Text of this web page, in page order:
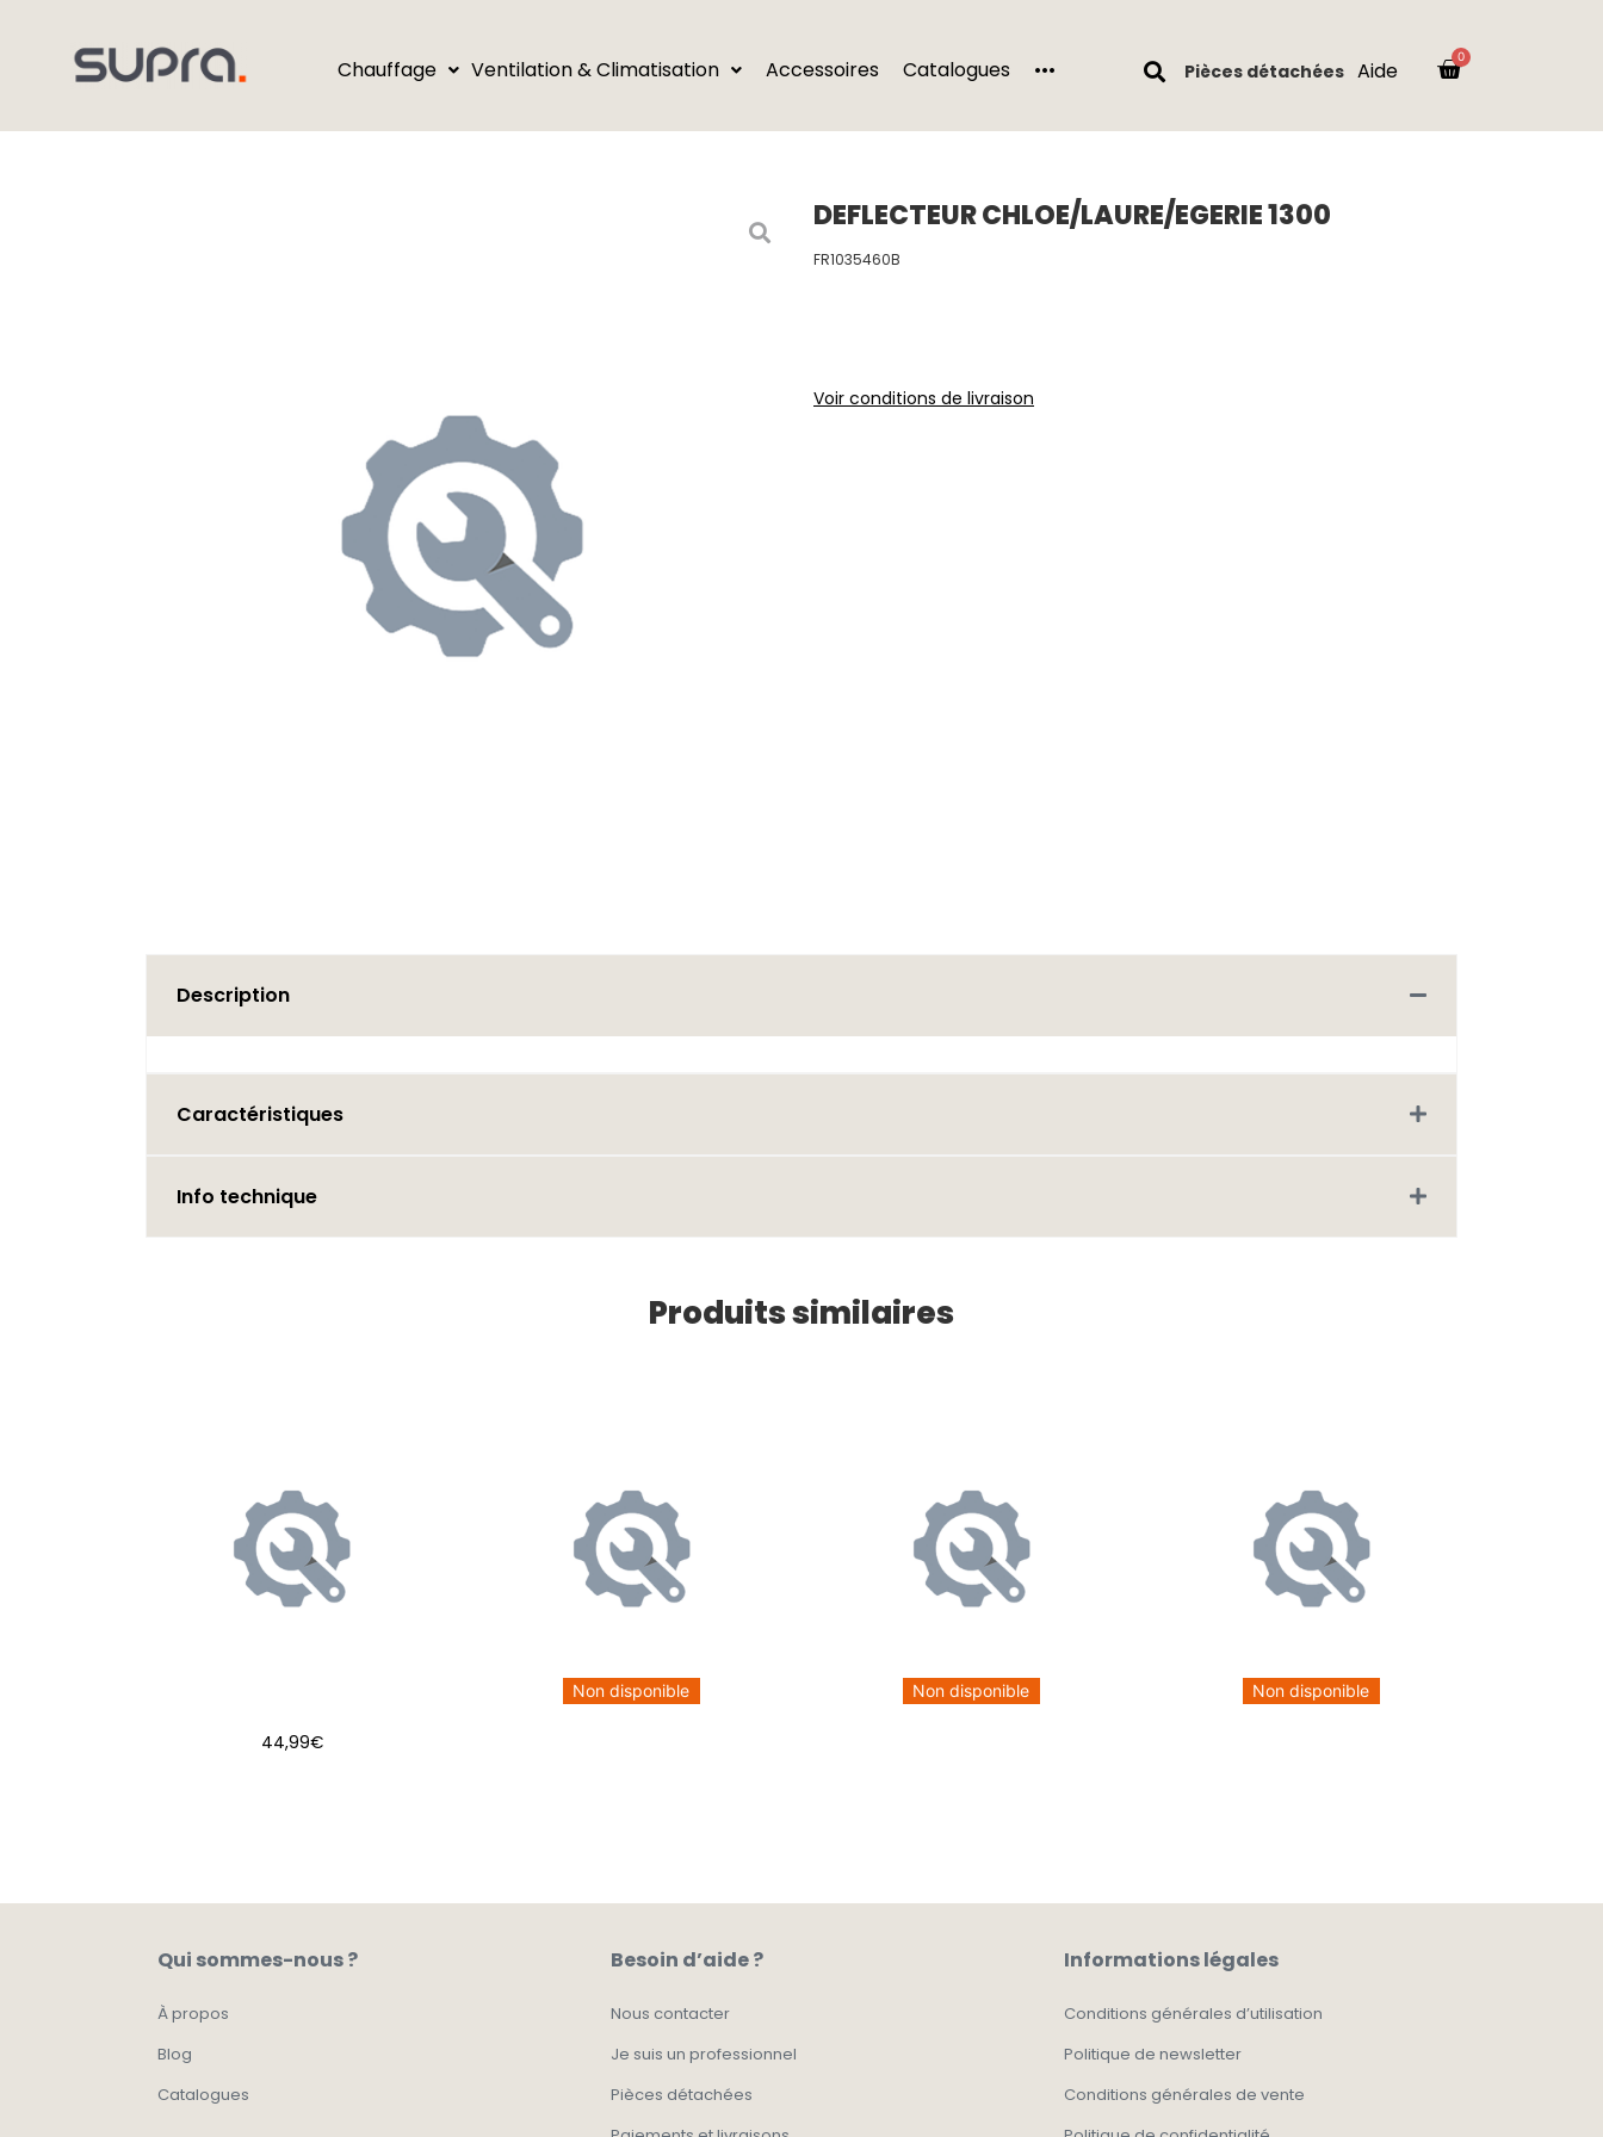
Chauffage Ventilation & Climatisation Accessoires Catalogues ··· Pièces détachées Aide
DEFLECTEUR CHLOE/LAURE/EGERIE 1300
FR1035460B
Voir conditions de livraison
Description
Caractéristiques
Info technique
Produits similaires
44,99€
Non disponible Non disponible Non disponible
Qui sommes-nous ?
À propos
Blog
Catalogues
Besoin d’aide ?
Nous contacter
Je suis un professionnel
Pièces détachées
Informations légales
Conditions générales d’utilisation
Politique de newsletter
Conditions générales de vente